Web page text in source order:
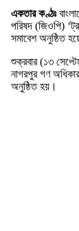
একতার কণ্ঠঃ
পরিষদ (জিওপি)
সমাবেশ অনুষ্ঠিত
শুক্রবার (১৩
নাগরপুর গণ
অনুষ্ঠিত হয়।